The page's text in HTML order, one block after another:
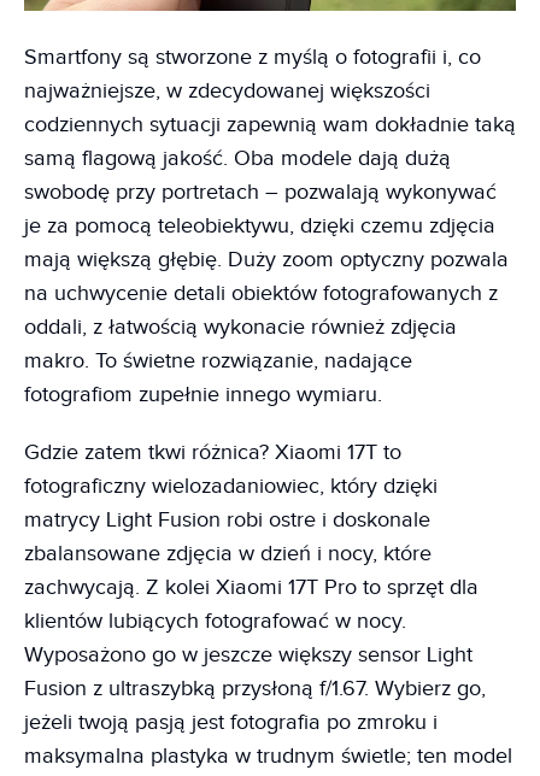
Smartfony są stworzone z myślą o fotografii i, co
najważniejsze, w zdecydowanej większości
codziennych sytuacji zapewnią wam dokładnie taką
samą flagową jakość. Oba modele dają dużą
swobodę przy portretach – pozwalają wykonywać
je za pomocą teleobiektywu, dzięki czemu zdjęcia
mają większą głębię. Duży zoom optyczny pozwala
na uchwycenie detali obiektów fotografowanych z
oddali, z łatwością wykonacie również zdjęcia
makro. To świetne rozwiązanie, nadające
fotografiom zupełnie innego wymiaru.
Gdzie zatem tkwi różnica? Xiaomi 17T to
fotograficzny wielozadaniowiec, który dzięki
matrycy Light Fusion robi ostre i doskonale
zbalansowane zdjęcia w dzień i nocy, które
zachwycają. Z kolei Xiaomi 17T Pro to sprzęt dla
klientów lubiących fotografować w nocy.
Wyposażono go w jeszcze większy sensor Light
Fusion z ultraszybką przysłoną f/1.67. Wybierz go,
jeżeli twoją pasją jest fotografia po zmroku i
maksymalna plastyka w trudnym świetle; ten model